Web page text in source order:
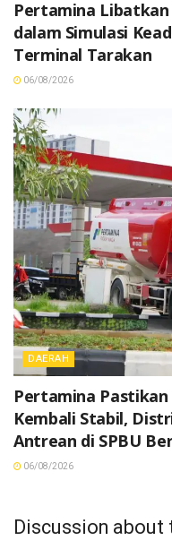
Pertamina
dalam Simulasi
Terminal Tarakan
06/08/2026
DAERAH
Pertamina
Kembali Stabil,
Antrean di SPBU
06/08/2026
Discussion about